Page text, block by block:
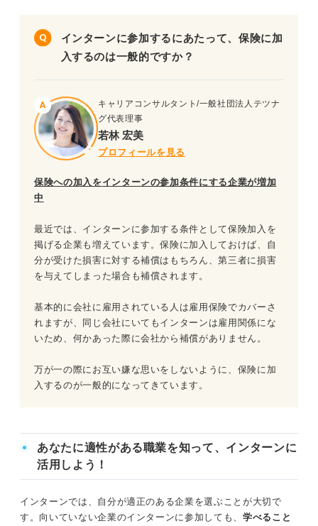
インターンに参加するにあたって、保険に加
入するのは一般的ですか？
キャリアコンサルタント/一般社団法人テツナ
グ代表理事
若林 宏美
プロフィールを見る
保険への加入をインターンの参加条件にする企業が増加
中
最近では、インターンに参加する条件として保険加入を
掲げる企業も増えています。保険に加入しておけば、自
分が受けた損害に対する補償はもちろん、第三者に損害
を与えてしまった場合も補償されます。
基本的に会社に雇用されている人は雇用保険でカバーさ
れますが、同じ会社にいてもインターンは雇用関係にな
いため、何かあった際に会社から補償がありません。
万が一の際にお互い嫌な思いをしないように、保険に加
入するのが一般的になってきています。
あなたに適性がある職業を知って、インターンに
活用しよう！
インターンでは、自分が適正のある企業を選ぶことが大切で
す。向いていない企業のインターンに参加しても、 学べること